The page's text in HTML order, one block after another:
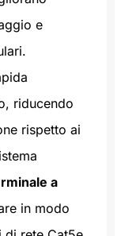
e
riducendo
rispetto ai
a
in modo